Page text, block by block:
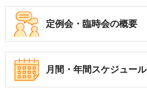
定例会・ 臨時会の概要
月間・年間スケジュール